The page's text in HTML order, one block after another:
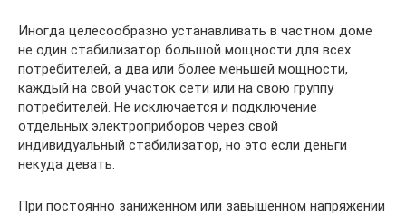
Иногда целесообразно устанавливать в частном доме
не один стабилизатор большой мощности для всех
потребителей, а два или более меньшей мощности,
каждый на свой участок сети или на свою группу
потребителей. Не исключается и подключение
отдельных электроприборов через свой
индивидуальный стабилизатор, но это если деньги
некуда девать.
При постоянно заниженном или завышенном напряжении